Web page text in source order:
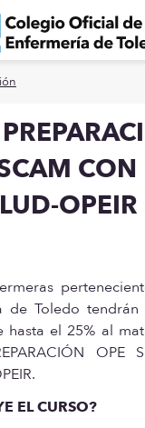
CON
OPEIR
de Toledo
hasta el 25% al
OPE
EL CURSO?